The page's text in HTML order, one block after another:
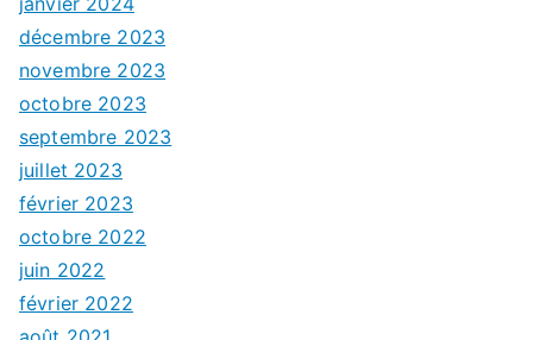
décembre 2023
novembre 2023
octobre 2023
septembre 2023
juillet 2023
février 2023
octobre 2022
juin 2022
février 2022